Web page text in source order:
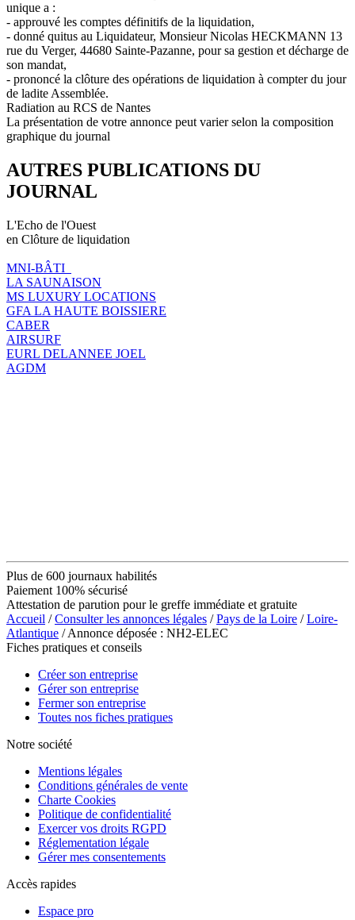
unique a :
- approuvé les comptes définitifs de la liquidation,
- donné quitus au Liquidateur, Monsieur Nicolas HECKMANN 13
rue du Verger, 44680 Sainte-Pazanne, pour sa gestion et décharge de
son mandat,
- prononcé la clôture des opérations de liquidation à compter du jour
de ladite Assemblée.
Radiation au RCS de Nantes
La présentation de votre annonce peut varier selon la composition
graphique du journal
AUTRES PUBLICATIONS DU
JOURNAL
L'Echo de l'Ouest
en Clôture de liquidation
MNI-BÂTI
LA SAUNAISON
MS LUXURY LOCATIONS
GFA LA HAUTE BOISSIERE
CABER
AIRSURF
EURL DELANNEE JOEL
AGDM
Plus de 600 journaux habilités
Paiement 100% sécurisé
Attestation de parution pour le greffe immédiate et gratuite
Accueil /Consulter les annonces légales /Pays de la Loire /Loire-
Atlantique / Annonce déposée : NH2-ELEC
Fiches pratiques et conseils
Créer son entreprise
Gérer son entreprise
Fermer son entreprise
Toutes nos fiches pratiques
Notre société
Mentions légales
Conditions générales de vente
Charte Cookies
Politique de confidentialité
Exercer vos droits RGPD
Réglementation légale
Gérer mes consentements
Accès rapides
Espace pro